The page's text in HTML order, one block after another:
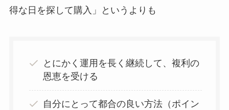
得な日を探して購入」というよりも
とにかく運用を長く継続して、複利の
恩恵を受ける
自分にとって都合の良い方法（ポイン